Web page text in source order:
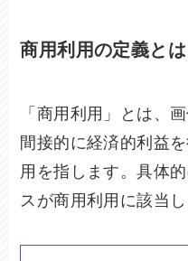
商用利用の定義と
「商用利用」とは、
間接的に経済的利益
用を指します。具体
スが商用利用に該当し